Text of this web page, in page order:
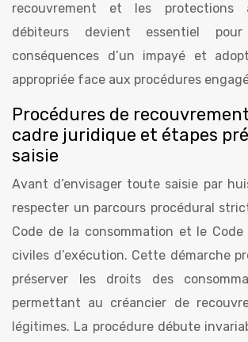
recouvrement et les protections
débiteurs devient essentiel
conséquences d’un impayé et
appropriée face aux procédures
Procédures de
cadre juridique et étapes
saisie
Avant d’envisager toute saisie par
respecter un parcours procédural
Code de la consommation et le Code
civiles d’exécution. Cette démarche
préserver les droits des
permettant au créancier de
légitimes. La procédure débute